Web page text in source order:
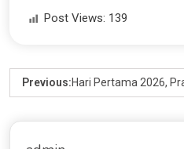
Post Views: 139
Previous:Hari Pertama 2026,